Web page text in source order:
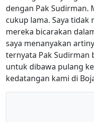
dengan Pak Sudirman.
cukup lama. Saya tidak
mereka bicarakan
saya menanyakan
ternyata Pak
untuk dibawa pulang
kedatangan kami di